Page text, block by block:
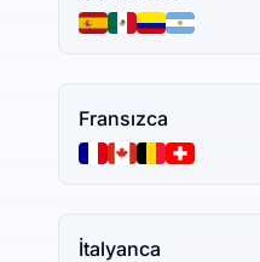
Fransızca
İtalyanca